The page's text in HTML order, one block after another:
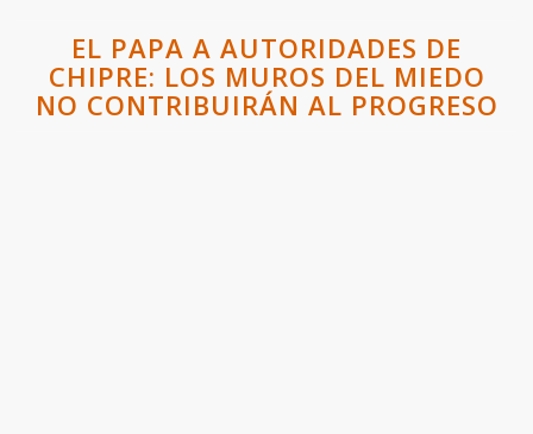
EL PAPA A AUTORIDADES DE
CHIPRE: LOS MUROS DEL MIEDO
NO CONTRIBUIRÁN AL PROGRESO